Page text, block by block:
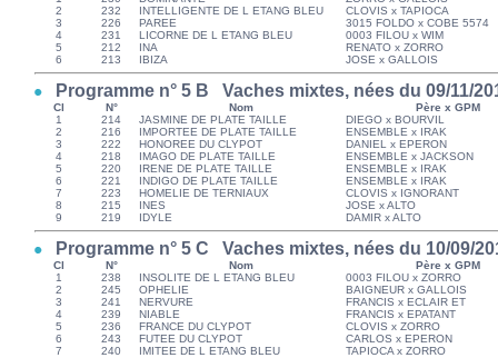
2
232 INTELLIGENTE DE L ETANG BLEU
CLOVIS x TAPIOCA
3
226 PAREE
3015 FOLDO x COBE 5574
4
231 LICORNE DE L ETANG BLEU
0003 FILOU x WIM
5
212 INA
RENATO x ZORRO
6
213 IBIZA JOSE x GALLOIS
Programme n° 5 B Vaches mixtes, nées du 09/11/
Cl N° Nom
Père x GPM
1
214 JASMINE DE PLATE TAILLE
DIEGO x BOURVIL
2
216 IMPORTEE DE PLATE TAILLE
ENSEMBLE x IRAK
3
222 HONOREE DU CLYPOT
DANIEL x EPERON
4
218 IMAGO DE PLATE TAILLE
ENSEMBLE x JACKSON
5
220 IRENE DE PLATE TAILLE
ENSEMBLE x IRAK
6
221 INDIGO DE PLATE TAILLE
ENSEMBLE x IRAK
7
223 HOMELIE DE TERNIAUX
CLOVIS x IGNORANT
8
215 INES
JOSE x ALTO
9
219 IDYLE DAMIR x ALTO
Programme n° 5 C Vaches mixtes, nées du 10/09/
Cl N° Nom
Père x GPM
1
238 INSOLITE DE L ETANG BLEU
0003 FILOU x ZORRO
2
245 OPHELIE
BAIGNEUR x GALLOIS
3
241 NERVURE
FRANCIS x ECLAIR ET
4
239 NIABLE
FRANCIS x EPATANT
5
236 FRANCE DU CLYPOT
CLOVIS x ZORRO
6
243 FUTEE DU CLYPOT
CARLOS x EPERON
7
240 IMITEE DE L ETANG BLEU TAPIOCA x ZORRO